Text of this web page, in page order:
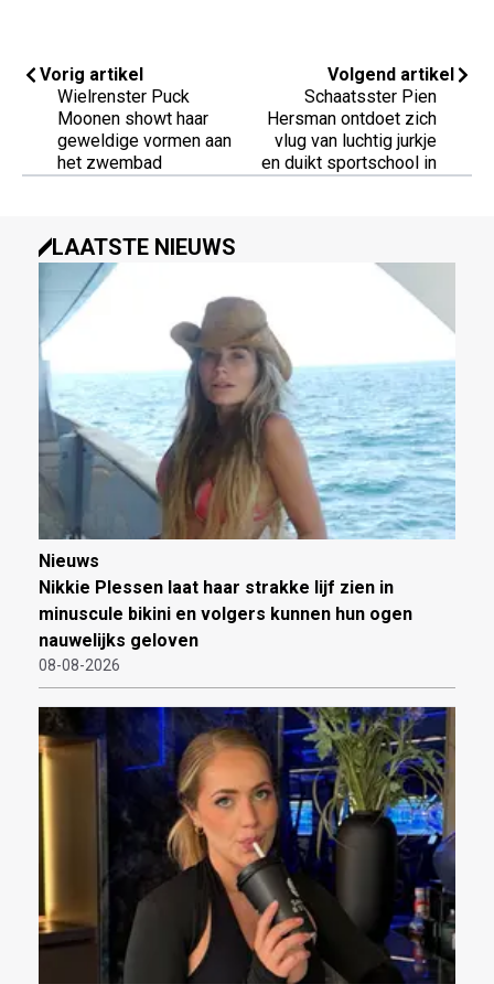
Vorig artikel
Wielrenster Puck
Moonen showt haar
geweldige vormen aan
het zwembad
Volgend artikel
Schaatsster Pien
Hersman ontdoet zich
vlug van luchtig jurkje
en duikt sportschool in
LAATSTE NIEUWS
Nieuws
Nikkie Plessen laat haar strakke lijf zien in
minuscule bikini en volgers kunnen hun ogen
nauwelijks geloven
08-08-2026